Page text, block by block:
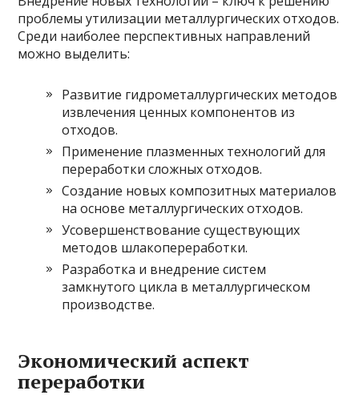
проблемы утилизации металлургических отходов.
Среди наиболее перспективных направлений
можно выделить:
Развитие гидрометаллургических методов
извлечения ценных компонентов из
отходов.
Применение плазменных технологий для
переработки сложных отходов.
Создание новых композитных материалов
на основе металлургических отходов.
Усовершенствование существующих
методов шлакопереработки.
Разработка и внедрение систем
замкнутого цикла в металлургическом
производстве.
Экономический аспект
переработки